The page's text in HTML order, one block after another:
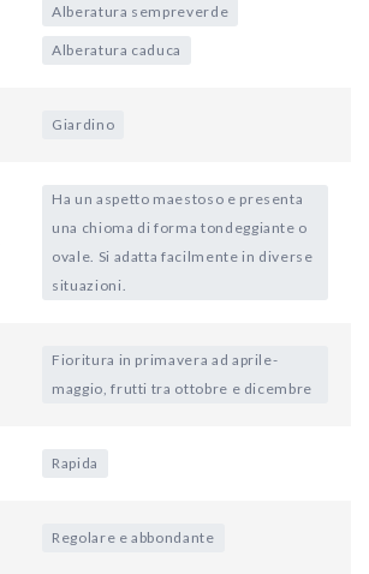
Alberatura sempreverde
Alberatura caduca
Giardino
Ha un aspetto maestoso e presenta
una chioma di forma tondeggiante o
ovale. Si adatta facilmente in diverse
situazioni.
Fioritura in primavera ad aprile-
maggio, frutti tra ottobre e dicembre
Rapida
Regolare e abbondante